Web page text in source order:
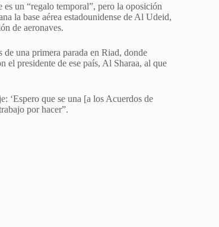
un “regalo temporal”, pero la oposición
la base aérea estadounidense de Al Udeid,
de aeronaves.
una primera parada en Riad, donde
el presidente de ese país, Al Sharaa, al que
‘Espero que se una [a los Acuerdos de
por hacer”.